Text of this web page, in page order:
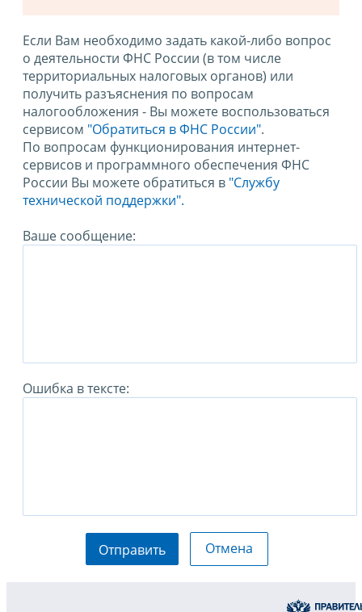
Если Вам необходимо задать какой-либо вопрос
о деятельности ФНС России (в том числе
территориальных налоговых органов) или
получить разъяснения по вопросам
налогообложения - Вы можете воспользоваться
сервисом "Обратиться в ФНС России".
По вопросам функционирования интернет-
сервисов и программного обеспечения ФНС
России Вы можете обратиться в "Службу
технической поддержки".
Ваше сообщение:
Ошибка в тексте:
Отправить Отмена